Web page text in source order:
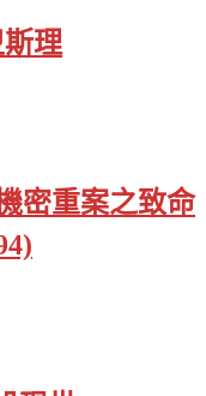
理
密重案之致命